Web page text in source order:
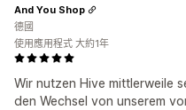
Wir nutzen Hive mittlerweile
den Wechsel von unserem
And You Shop
德國
使用應用程式 大約1年